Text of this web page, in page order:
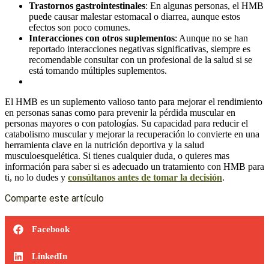
Trastornos gastrointestinales: En algunas personas, el HMB
puede causar malestar estomacal o diarrea, aunque estos
efectos son poco comunes.
Interacciones con otros suplementos: Aunque no se han
reportado interacciones negativas significativas, siempre es
recomendable consultar con un profesional de la salud si se
está tomando múltiples suplementos.
El HMB es un suplemento valioso tanto para mejorar el rendimiento
en personas sanas como para prevenir la pérdida muscular en
personas mayores o con patologías. Su capacidad para reducir el
catabolismo muscular y mejorar la recuperación lo convierte en una
herramienta clave en la nutrición deportiva y la salud
musculoesquelética. Si tienes cualquier duda, o quieres mas
información para saber si es adecuado un tratamiento con HMB para
ti, no lo dudes y consúltanos antes de tomar la decisión.
Comparte este artículo
Facebook
LinkedIn